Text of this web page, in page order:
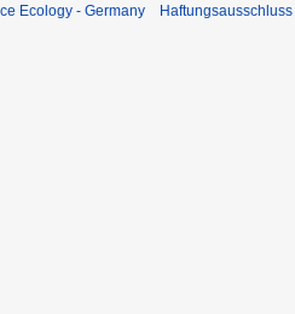
Ecology - Germany Haftungsausschluss